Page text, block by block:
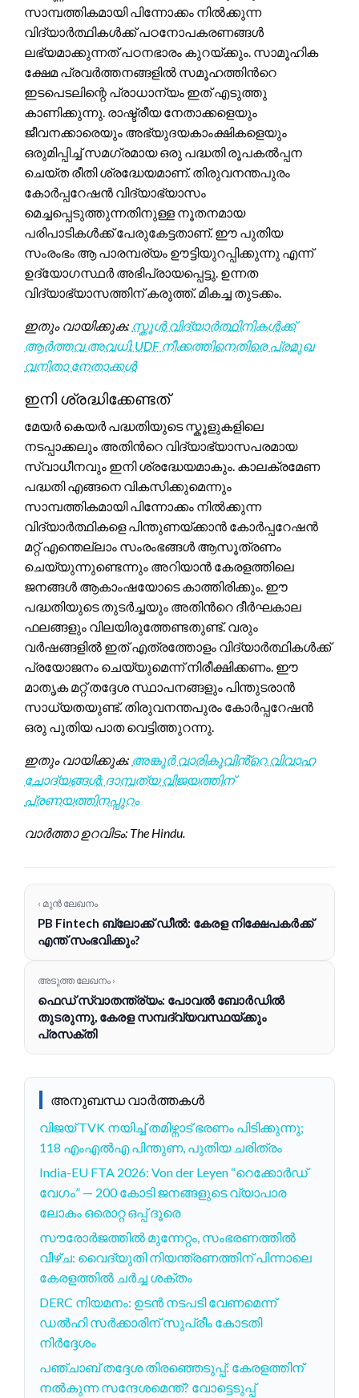
സാമ്പത്തികമായി പിന്നോക്കം നിൽക്കുന്ന
വിദ്യാർത്ഥികൾക്ക് പഠനോപകരണങ്ങൾ
ലഭ്യമാക്കുന്നത് പഠനഭാരം കുറയ്ക്കും. സാമൂഹിക
ക്ഷേമ പ്രവർത്തനങ്ങളിൽ സമൂഹത്തിന്‍റെ
ഇടപെടലിന്റെ പ്രാധാന്യം ഇത് എടുത്തു
കാണിക്കുന്നു. രാഷ്ട്രീയ നേതാക്കളെയും
ജീവനക്കാരെയും അഭ്യുദയകാംക്ഷികളെയും
ഒരുമിപ്പിച്ച് സമഗ്രമായ ഒരു പദ്ധതി രൂപകൽപ്പന
ചെയ്ത രീതി ശ്രദ്ധേയമാണ്. തിരുവനന്തപുരം
കോർപ്പറേഷൻ വിദ്യാഭ്യാസം
മെച്ചപ്പെടുത്തുന്നതിനുള്ള നൂതനമായ
പരിപാടികൾക്ക് പേരുകേട്ടതാണ്. ഈ പുതിയ
സംരംഭം ആ പാരമ്പര്യം ഊട്ടിയുറപ്പിക്കുന്നു എന്ന്
ഉദ്യോഗസ്ഥർ അഭിപ്രായപ്പെട്ടു. ഉന്നത
വിദ്യാഭ്യാസത്തിന് കരുത്ത്. മികച്ച തുടക്കം.
ഇതും വായിക്കുക: സ്കൂൾ വിദ്യാർത്ഥിനികൾക്ക്
ആർത്തവ അവധി: UDF നീക്കത്തിനെതിരെ പ്രമുഖ
വനിതാ നേതാക്കൾ
ഇനി ശ്രദ്ധിക്കേണ്ടത്
മേയർ കെയർ പദ്ധതിയുടെ സ്കൂളുകളിലെ
നടപ്പാക്കലും അതിന്‍റെ വിദ്യാഭ്യാസപരമായ
സ്വാധീനവും ഇനി ശ്രദ്ധേയമാകും. കാലക്രമേണ
പദ്ധതി എങ്ങനെ വികസിക്കുമെന്നും
സാമ്പത്തികമായി പിന്നോക്കം നിൽക്കുന്ന
വിദ്യാർത്ഥികളെ പിന്തുണയ്ക്കാൻ കോർപ്പറേഷൻ
മറ്റ് എന്തെല്ലാം സംരംഭങ്ങൾ ആസൂത്രണം
ചെയ്യുന്നുണ്ടെന്നും അറിയാൻ കേരളത്തിലെ
ജനങ്ങൾ ആകാംഷയോടെ കാത്തിരിക്കും. ഈ
പദ്ധതിയുടെ തുടർച്ചയും അതിന്‍റെ ദീർഘകാല
ഫലങ്ങളും വിലയിരുത്തേണ്ടതുണ്ട്. വരും
വർഷങ്ങളിൽ ഇത് എത്രത്തോളം വിദ്യാർത്ഥികൾക്ക്
പ്രയോജനം ചെയ്യുമെന്ന് നിരീക്ഷിക്കണം. ഈ
മാതൃക മറ്റ് തദ്ദേശ സ്ഥാപനങ്ങളും പിന്തുടരാൻ
സാധ്യതയുണ്ട്. തിരുവനന്തപുരം കോർപ്പറേഷൻ
ഒരു പുതിയ പാത വെട്ടിത്തുറന്നു.
ഇതും വായിക്കുക: അങ്കുർ വാരികൂവിൻ്റെ വിവാഹ
ചോദ്യങ്ങൾ: ദാമ്പത്യ വിജയത്തിന്
പ്രണയത്തിനപ്പുറം
വാർത്താ ഉറവിടം: The Hindu.
‹ മുൻ ലേഖനം
PB Fintech ബ്ലോക്ക് ഡീൽ: കേരള നിക്ഷേപകർക്ക്
എന്ത് സംഭവിക്കും?
അടുത്ത ലേഖനം ›
ഫെഡ് സ്വാതന്ത്ര്യം: പോവൽ ബോർഡിൽ
തുടരുന്നു, കേരള സമ്പദ്‌വ്യവസ്ഥയ്ക്കും
പ്രസക്തി
അനുബന്ധ വാർത്തകൾ
വിജയ് TVK നയിച്ച് തമിഴ്നാട് ഭരണം പിടിക്കുന്നു;
118 എംഎല്‍എ പിന്തുണ, പുതിയ ചരിത്രം
India-EU FTA 2026: Von der Leyen “റെക്കോർഡ്
വേഗം” — 200 കോടി ജനങ്ങളുടെ വ്യാപാര
ലോകം ഒരൊറ്റ ഒപ്പ് ദൂരെ
സൗരോർജത്തിൽ മുന്നേറ്റം, സംഭരണത്തിൽ
വീഴ്ച: വൈദ്യുതി നിയന്ത്രണത്തിന് പിന്നാലെ
കേരളത്തിൽ ചർച്ച ശക്തം
DERC നിയമനം: ഉടൻ നടപടി വേണമെന്ന്
ഡൽഹി സർക്കാരിന് സുപ്രീം കോടതി
നിർദ്ദേശം
പഞ്ചാബ് തദ്ദേശ തിരഞ്ഞെടുപ്പ്: കേരളത്തിന്
നൽകുന്ന സന്ദേശമെന്ത്? വോട്ടെടുപ്പ്